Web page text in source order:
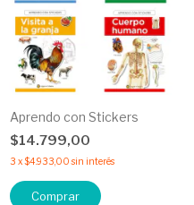
Aprendo con Stickers
$14.799,00
3 x$4.933,00 sin interés
Comprar